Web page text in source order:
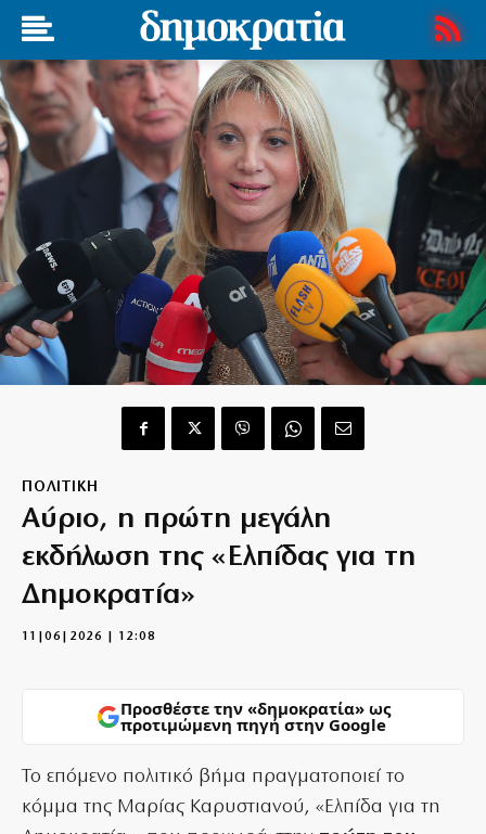
ΠΟΛΙΤΙΚΗ
Αύριο, η πρώτη μεγάλη
εκδήλωση της «Ελπίδας για τη
Δημοκρατία»
11|06|2026 | 12:08
Προσθέστε την «δημοκρατία» ως
προτιμώμενη πηγή στην Google
Το επόμενο πολιτικό βήμα πραγματοποιεί το
κόμμα της Μαρίας Καρυστιανού, «Ελπίδα για τη